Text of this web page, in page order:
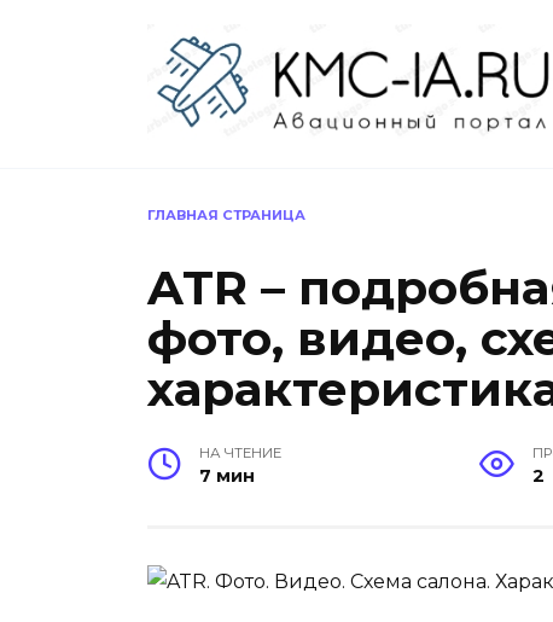
ГЛАВНАЯ СТРАНИЦА
ATR –
фото, видео,
НА ЧТЕНИЕ
7 мин 2